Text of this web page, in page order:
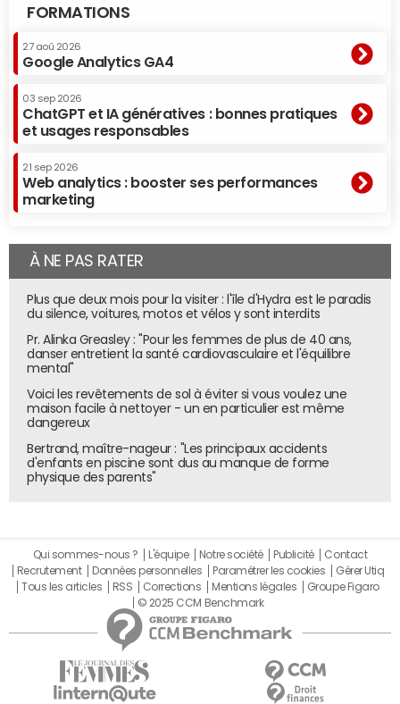
FORMATIONS
27 aoû 2026
Google Analytics GA4
03 sep 2026
ChatGPT et IA génératives : bonnes pratiques
et usages responsables
21 sep 2026
Web analytics : booster ses performances
marketing
À NE PAS RATER
Plus que deux mois pour la visiter : l'île d'Hydra est le paradis
du silence, voitures, motos et vélos y sont interdits
Pr. Alinka Greasley : "Pour les femmes de plus de 40 ans,
danser entretient la santé cardiovasculaire et l'équilibre
mental"
Voici les revêtements de sol à éviter si vous voulez une
maison facile à nettoyer - un en particulier est même
dangereux
Bertrand, maître-nageur : "Les principaux accidents
d'enfants en piscine sont dus au manque de forme
physique des parents"
Qui sommes-nous ? L'équipe Notre société Publicité
Contact
Recrutement
Données personnelles Paramétrer les cookies
Gérer Utiq
Tous les articles
RSS Corrections Mentions légales
Groupe Figaro
© 2025 CCM Benchmark